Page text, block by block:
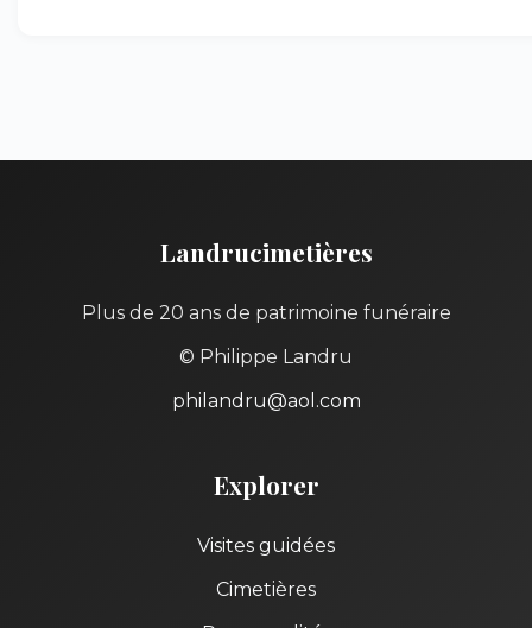
Landrucimetières
Plus de 20 ans de patrimoine funéraire
© Philippe Landru
philandru@aol.com
Explorer
Visites guidées
Cimetières